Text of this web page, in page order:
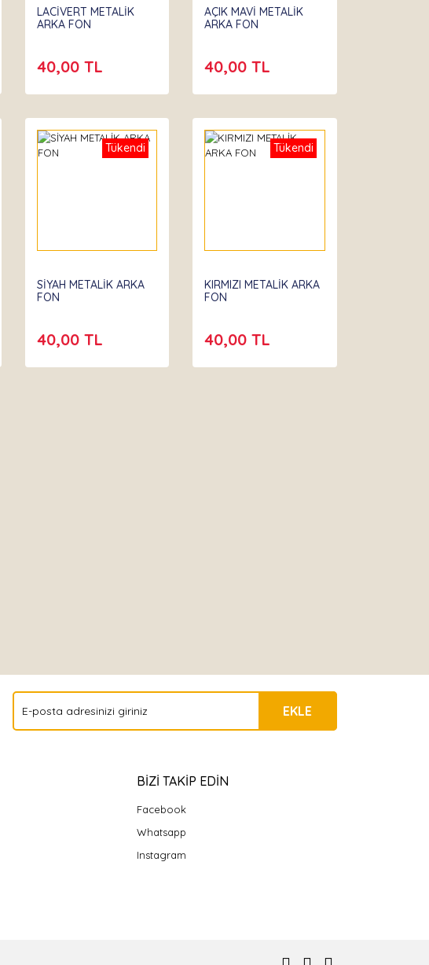
LACİVERT METALİK
ARKA FON
40,00 TL
AÇIK MAVİ METALİK
ARKA FON
40,00 TL
Tükendi
SİYAH METALİK ARKA
FON
40,00 TL
Tükendi
KIRMIZI METALİK ARKA
FON
40,00 TL
EKLE
BİZİ TAKİP EDİN
Facebook
Whatsapp
Instagram